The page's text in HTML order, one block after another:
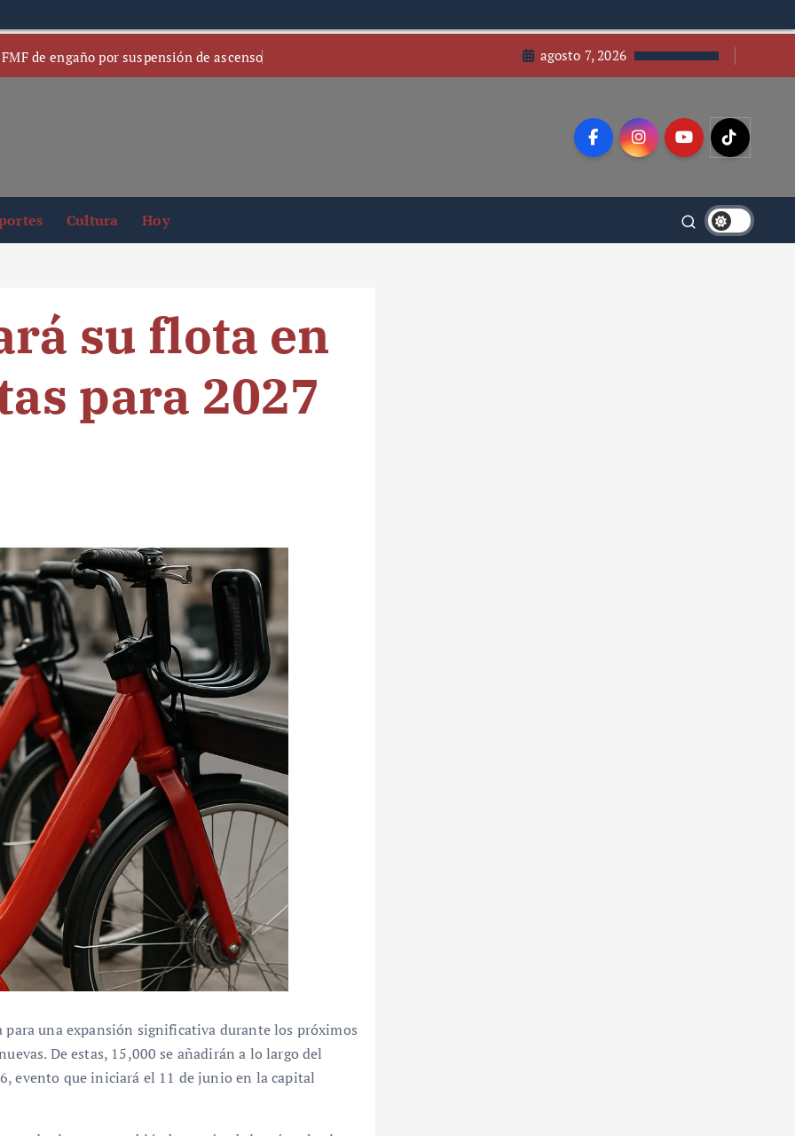
de engaño por suspensión de ascenso agosto 7, 2026
Cultura Hoy
su flota en
para 2027
para una expansión significativa durante los próximos
De estas, 15,000 se añadirán a lo largo del
evento que iniciará el 11 de junio en la capital